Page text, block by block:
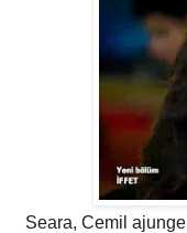
Seara, Cemil